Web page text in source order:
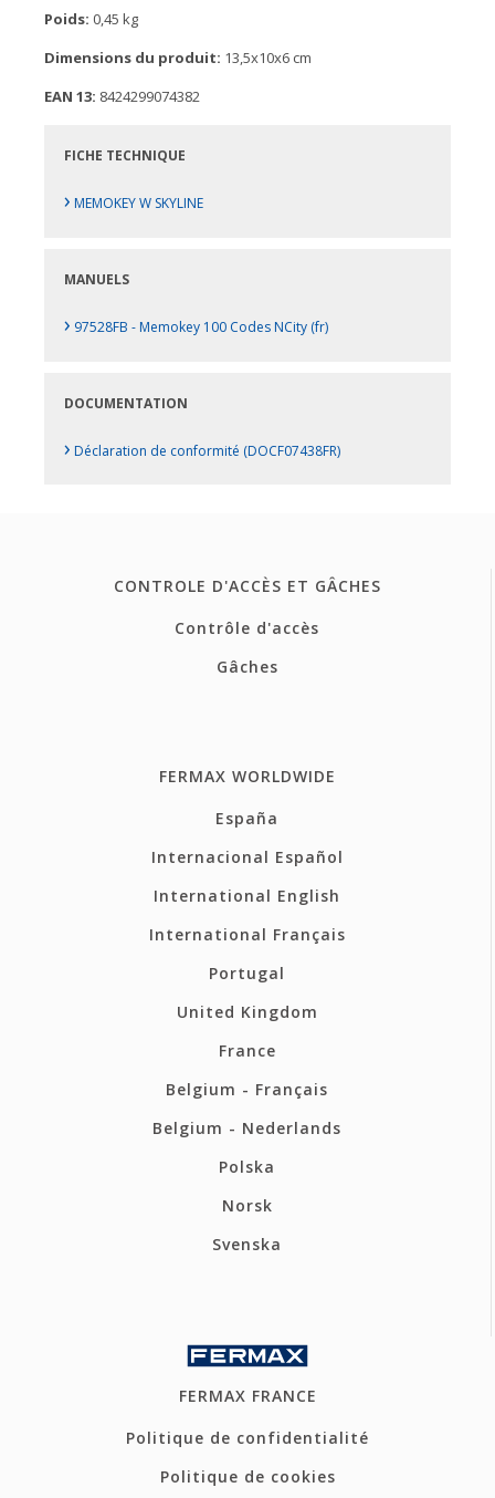
Poids: 0,45 kg
Dimensions du produit: 13,5x10x6 cm
EAN 13: 8424299074382
FICHE TECHNIQUE
› MEMOKEY W SKYLINE
MANUELS
› 97528FB - Memokey 100 Codes NCity (fr)
DOCUMENTATION
› Déclaration de conformité (DOCF07438FR)
CONTROLE D'ACCÈS ET GÂCHES
Contrôle d'accès
Gâches
FERMAX WORLDWIDE
España
Internacional Español
International English
International Français
Portugal
United Kingdom
France
Belgium - Français
Belgium - Nederlands
Polska
Norsk
Svenska
FERMAX FRANCE
Politique de confidentialité
Politique de cookies